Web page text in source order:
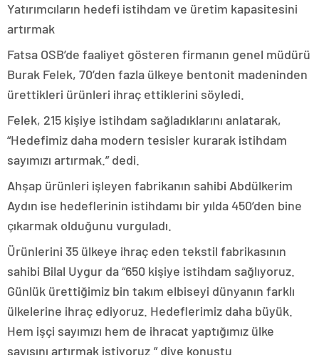
Yatırımcıların hedefi istihdam ve üretim kapasitesini
artırmak
Fatsa OSB’de faaliyet gösteren firmanın genel müdürü
Burak Felek, 70’den fazla ülkeye bentonit madeninden
ürettikleri ürünleri ihraç ettiklerini söyledi.
Felek, 215 kişiye istihdam sağladıklarını anlatarak,
“Hedefimiz daha modern tesisler kurarak istihdam
sayımızı artırmak.” dedi.
Ahşap ürünleri işleyen fabrikanın sahibi Abdülkerim
Aydın ise hedeflerinin istihdamı bir yılda 450’den bine
çıkarmak olduğunu vurguladı.
Ürünlerini 35 ülkeye ihraç eden tekstil fabrikasının
sahibi Bilal Uygur da “650 kişiye istihdam sağlıyoruz.
Günlük ürettiğimiz bin takım elbiseyi dünyanın farklı
ülkelerine ihraç ediyoruz. Hedeflerimiz daha büyük.
Hem işçi sayımızı hem de ihracat yaptığımız ülke
sayısını artırmak istiyoruz.” diye konuştu.